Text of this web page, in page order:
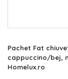
Skip
to
the
Pachet Fat
cappuccino/bej,
Homelux.ro